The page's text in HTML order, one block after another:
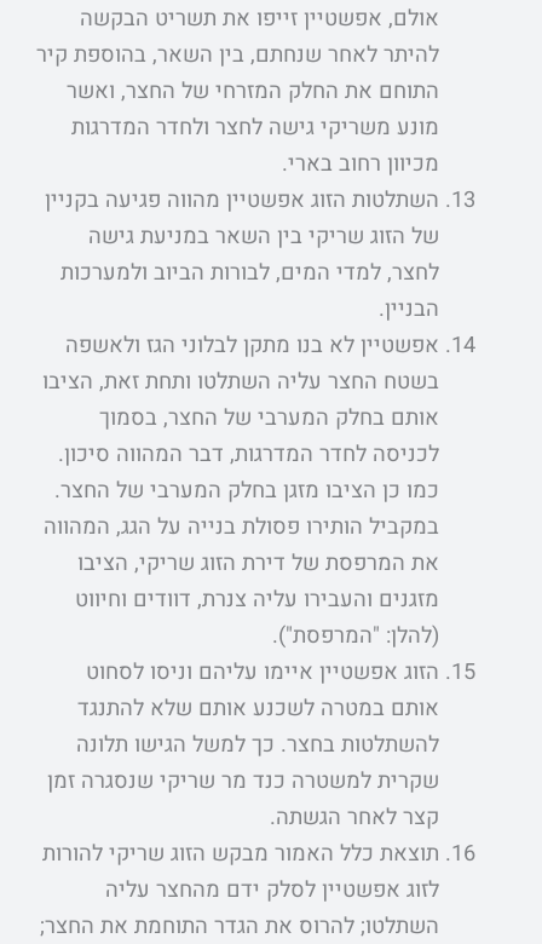
אולם, אפשטיין זייפו את תשריט הבקשה
להיתר לאחר שנחתם, בין השאר, בהוספת קיר
התוחם את החלק המזרחי של החצר, ואשר
מונע משריקי גישה לחצר ולחדר המדרגות
מכיוון רחוב בארי.
השתלטות הזוג אפשטיין מהווה פגיעה בקניין
של הזוג שריקי בין השאר במניעת גישה
לחצר, למדי המים, לבורות הביוב ולמערכות
הבניין.
אפשטיין לא בנו מתקן לבלוני הגז ולאשפה
בשטח החצר עליה השתלטו ותחת זאת, הציבו
אותם בחלק המערבי של החצר, בסמוך
לכניסה לחדר המדרגות, דבר המהווה סיכון.
כמו כן הציבו מזגן בחלק המערבי של החצר.
במקביל הותירו פסולת בנייה על הגג, המהווה
את המרפסת של דירת הזוג שריקי, הציבו
מזגנים והעבירו עליה צנרת, דוודים וחיווט
(להלן: "המרפסת").
הזוג אפשטיין איימו עליהם וניסו לסחוט
אותם במטרה לשכנע אותם שלא להתנגד
להשתלטות בחצר. כך למשל הגישו תלונה
שקרית למשטרה כנד מר שריקי שנסגרה זמן
קצר לאחר הגשתה.
תוצאת כלל האמור מבקש הזוג שריקי להורות
לזוג אפשטיין לסלק ידם מהחצר עליה
השתלטו; להרוס את הגדר התוחמת את החצר;